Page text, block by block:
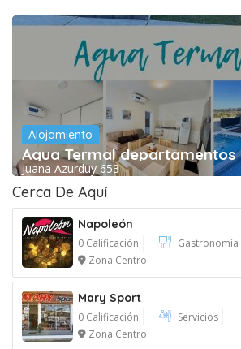
Alojamiento
Juana Azurduy 653
Cerca De Aquí
Napoleón
0 Calificación
Gastronomía
Zona Centro
Mary Sport
0 Calificación
Servicios
Zona Centro